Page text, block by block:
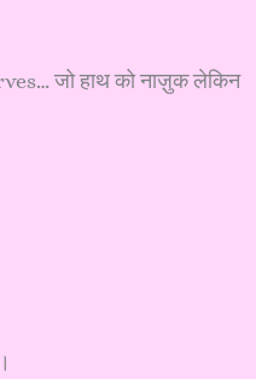
जो हाथ को नाज़ुक लेकिन